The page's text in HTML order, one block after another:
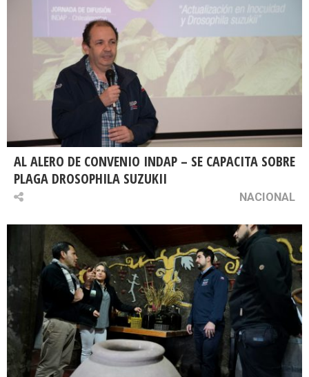
AL ALERO DE CONVENIO INDAP – SE CAPACITA SOBRE
PLAGA DROSOPHILA SUZUKII
NACIONAL